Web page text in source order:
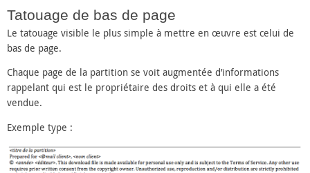
Tatouage de bas de page
Le tatouage visible le plus simple à mettre en œuvre est celui de
bas de page.
Chaque page de la partition se voit augmentée d’informations
rappelant qui est le propriétaire des droits et à qui elle a été
vendue.
Exemple type :